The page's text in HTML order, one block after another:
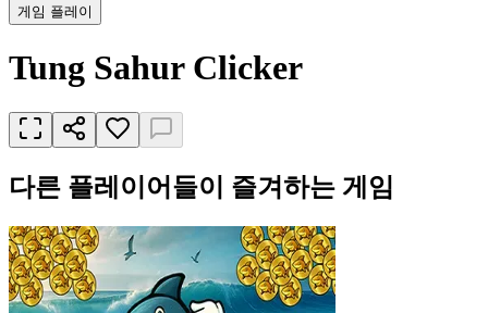
게임 플레이
Tung Sahur Clicker
다른 플레이어들이 즐겨하는 게임